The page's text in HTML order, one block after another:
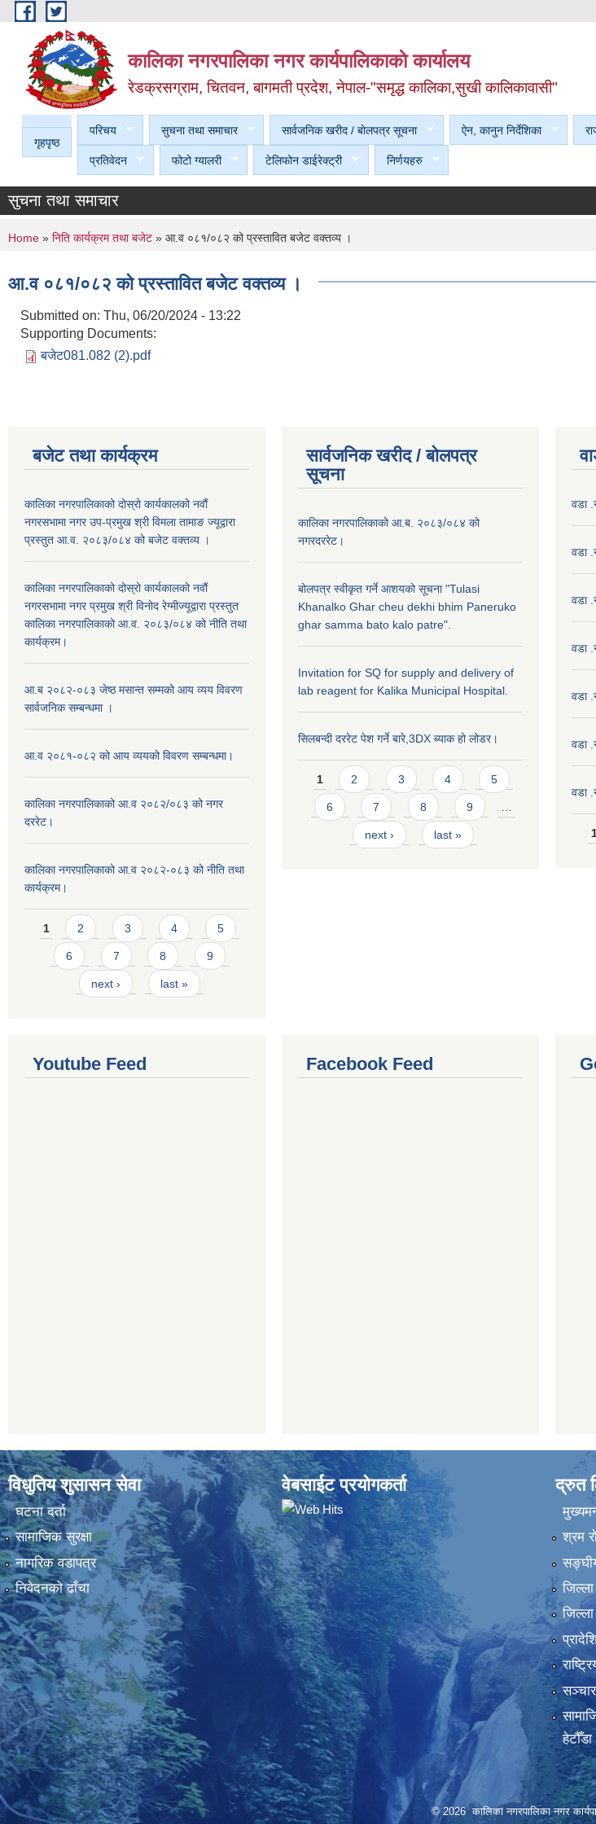
Skip to main content
कालिका नगरपालिका नगर कार्यपालिकाकाे कार्यालय
रेडक्रसग्राम, चितवन, बागमती प्रदेश, नेपाल-"समृद्ध कालिका,सुखी कालिकावासी"
गृहपृष्ठ
परिचय सुचना तथा समाचार सार्वजनिक खरीद / बाेलपत्र सूचना ऐन, कानुन निर्देशिका
प्रतिवेदन फोटो ग्यालरी टेलिफोन डाईरेक्ट्री निर्णयहरु
सुचना तथा समाचार
You are here
Home » निति कार्यक्रम तथा बजेट » आ.व ०८१/०८२ को प्रस्तावित बजेट वक्तव्य ।
आ.व ०८१/०८२ को प्रस्तावित बजेट वक्तव्य ।
Submitted on: Thu, 06/20/2024 - 13:22
Supporting Documents:
बजेट081.082 (2).pdf
बजेट तथा कार्यक्रम
कालिका नगरपालिकाको दोस्रो कार्यकालको नवौं
नगरसभामा नगर उप-प्रमुख श्री विमला तामाङ ज्यूद्वारा
प्रस्तुत आ.व. २०८३/०८४ को बजेट वक्तव्य ।
कालिका नगरपालिकाको दोस्रो कार्यकालको नवौं
नगरसभामा नगर प्रमुख श्री विनोद रेग्मीज्यूद्वारा प्रस्तुत
कालिका नगरपालिकाको आ.व. २०८३/०८४ को नीति तथा
कार्यक्रम।
आ.ब २०८२-०८३ जेष्ठ मसान्त सम्मको आय व्यय विवरण
सार्वजनिक सम्बन्धमा ।
आ.व २०८१-०८२ को आय व्ययको विवरण सम्बन्धमा।
कालिका नगरपालिकाको आ.व २०८२/०८३ को नगर
दररेट।
कालिका नगरपालिकाको आ.व २०८२-०८३ को नीति तथा
कार्यक्रम।
Pages
1 2 3 4 5
6 7 8 9
next › last »
सार्वजनिक खरीद / बाेलपत्र
सूचना
कालिका नगरपालिकाको आ.ब. २०८३/०८४ को
नगरदररेट।
बोलपत्र स्वीकृत गर्ने आशयको सूचना "Tulasi
Khanalko Ghar cheu dekhi bhim Paneruko
ghar samma bato kalo patre".
Invitation for SQ for supply and delivery of
lab reagent for Kalika Municipal Hospital.
सिलबन्दी दररेट पेश गर्ने बारे,3DX ब्याक हो लोडर।
Pages
1 2 3 4 5
6 7 8 9
next › last »
वडा
वडा
वडा
वडा
वडा
वडा
वडा
Youtube Feed Facebook Feed
विधुतिय शुसासन सेवा
घटना दर्ता
सामाजिक सुरक्षा
नागरिक वडापत्र
निवेदनकाे ढाँचा
वेबसाईट प्रयोगकर्ता द्रुत
श्रम
हेटौँडा
© 2026 कालिका नगरपालिका नगर